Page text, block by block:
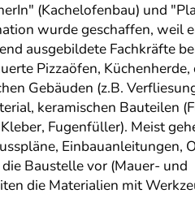
(Kachelofenbau) und
wurde geschaffen, weil
ausgebildete Fachkräfte
Pizzaöfen, Küchenherde,
Gebäuden (z.B.
keramischen Bauteilen
Fugenfüller). Meist
Einbauanleitungen,
Baustelle vor (Mauer- und
die Materialien mit